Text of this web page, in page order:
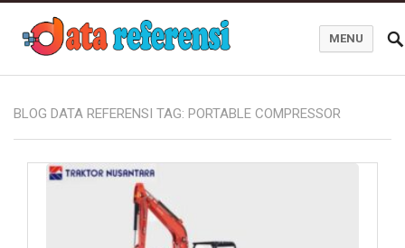
MENU
BLOG DATA REFERENSI TAG: PORTABLE COMPRESSOR